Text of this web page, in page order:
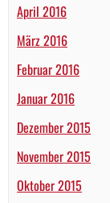
April 2016
März 2016
Februar 2016
Januar 2016
Dezember 2015
November 2015
Oktober 2015